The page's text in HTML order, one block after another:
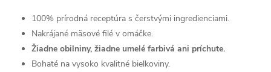
100% prírodná receptúra s čerstvými ingredienciami.
Nakrájané mäsové filé v omáčke.
Žiadne obilniny, žiadne umelé farbivá ani príchute.
Bohaté na vysoko kvalitné bielkoviny.